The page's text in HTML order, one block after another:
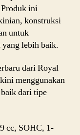
ini
konstruksi
untuk
yang lebih baik.
dari Royal
menggunakan
dari tipe
cc, SOHC, 1-